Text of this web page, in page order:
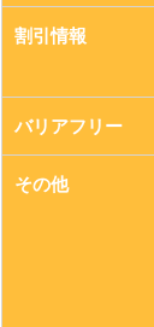
割引情報
バリアフリー
その他